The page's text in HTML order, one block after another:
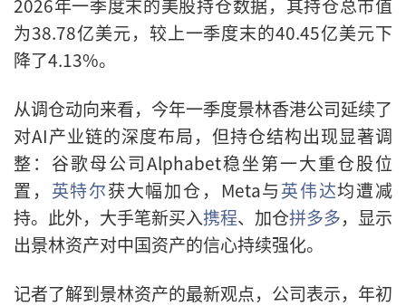
2026年一季度末的美股持仓数据，其持仓总市值
为38.78亿美元，较上一季度末的40.45亿美元下
降了4.13%。
从调仓动向来看，今年一季度景林香港公司延续了
对AI产业链的深度布局，但持仓结构出现显著调
整：谷歌母公司Alphabet稳坐第一大重仓股位
置， 英特尔获大幅加仓，Meta与英伟达均遭减
持。此外，大手笔新买入携程、加仓拼多多，显示
出景林资产对中国资产的信心持续强化。
记者了解到景林资产的最新观点，公司表示，年初